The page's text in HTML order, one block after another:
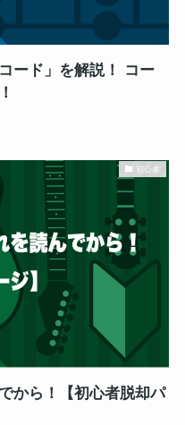
ード」を解説！ コー
初心者
から！【初心者脱却パ